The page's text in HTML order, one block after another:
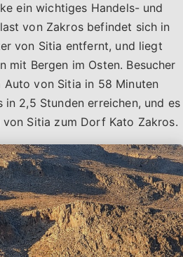
ein wichtiges Handels- und
von Zakros befindet sich in
von Sitia entfernt, und liegt
mit Bergen im Osten. Besucher
von Sitia in 58 Minuten
2,5 Stunden erreichen, und es
Sitia zum Dorf Kato Zakros.